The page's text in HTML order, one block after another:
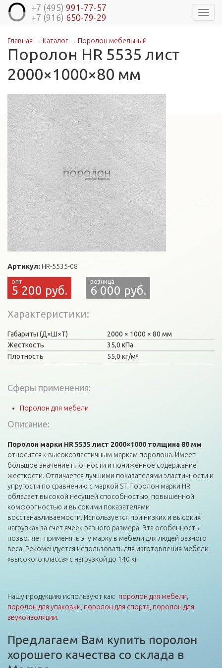
+7 (495) 991-77-57
+7 (916) 650-79-29
Вы здесь
Главная → Каталог→ Поролон мебельный
Поролон HR 5535 лист
2000×1000×80 мм
Артикул: HR-5535-08
5 200 руб. 6 000 руб.
Характеристики
Габариты (Д×Ш×Т) 2000 1000
80 мм
Жесткость
35,0 кПа
Плотность
55,0 кг/м³
Сферы применения:
Поролон для мебели
Описание:
Поролон марки HR 5535 лист 2000×1000 толщина 80 мм
относится к высокоэластичным маркам поролона. Имеет
большое значение плотности и пониженное содержание
жесткости. Отличается лучшими показателями эластичности и
упругости по сравнению с маркой ST. Поролон марки HR
обладает высокой несущей способностью, повышенной
комфортностью и высокими показателями
восстанавливаемости. Используется при низких и высоких
нагрузках за счет ячеек разного размера. Эта особенность
позволяет применять эту марку в мебели для людей разного
веса. Рекомендуется использовать для изготовления мебели
«высокого класса» с нагрузкой до 140 кг.
Нашу продукцию используют как: поролон для мебели
поролон для упаковки поролон для спорта поролон для
звукоизоляции.
Предлагаем Вам купить поролон
хорошего качества со склада в